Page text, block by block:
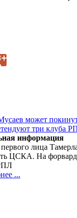
информация
лица
ЦСКА. На
...